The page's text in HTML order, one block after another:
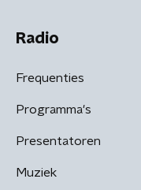
Radio
Frequenties
Programma's
Presentatoren
Muziek